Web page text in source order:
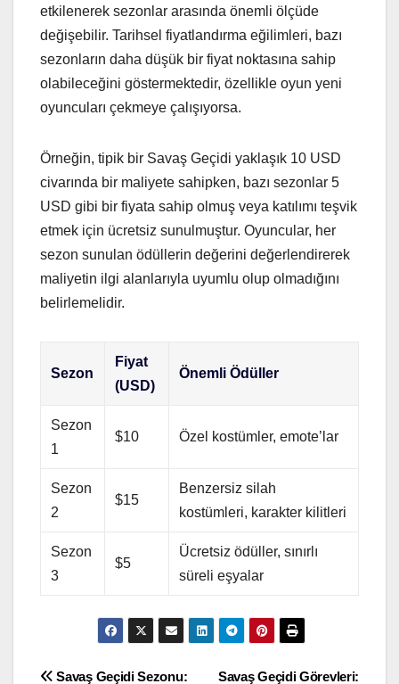
etkilenerek sezonlar arasında önemli ölçüde
değişebilir. Tarihsel fiyatlandırma eğilimleri, bazı
sezonların daha düşük bir fiyat noktasına sahip
olabileceğini göstermektedir, özellikle oyun yeni
oyuncuları çekmeye çalışıyorsa.
Örneğin, tipik bir Savaş Geçidi yaklaşık 10 USD
civarında bir maliyete sahipken, bazı sezonlar 5
USD gibi bir fiyata sahip olmuş veya katılımı teşvik
etmek için ücretsiz sunulmuştur. Oyuncular, her
sezon sunulan ödüllerin değerini değerlendirerek
maliyetin ilgi alanlarıyla uyumlu olup olmadığını
belirlemelidir.
Sezon
Fiyat
(USD)
Önemli Ödüller
Sezon
1
$10 Özel kostümler, emote’lar
Sezon
2
$15
Benzersiz silah
kostümleri, karakter kilitleri
Sezon
3
$5
Ücretsiz ödüller, sınırlı
süreli eşyalar
Savaş Geçidi Görevleri:
Savaş Geçidi Sezonu: